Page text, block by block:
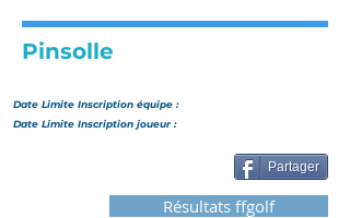
Pinsolle
Date Limite Inscription équipe :
Date Limite Inscription joueur :
Partager
Résultats ffgolf